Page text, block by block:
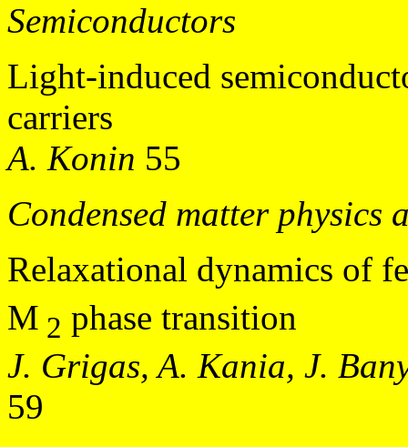
Semiconductors
Light-induced
carriers
A. Konin 55
Condensed matter physics
Relaxational dynamics of
M 2 phase transition
J. Grigas, A. Kania, J.
59